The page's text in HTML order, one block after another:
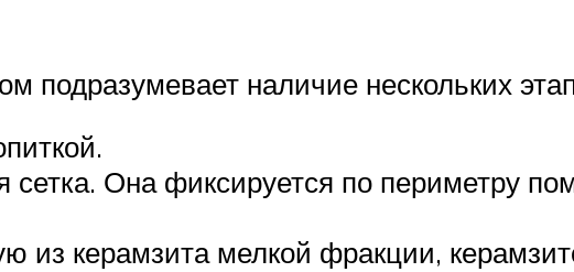
подразумевает наличие нескольких
сетка. Она фиксируется по периметру
керамзита мелкой фракции,